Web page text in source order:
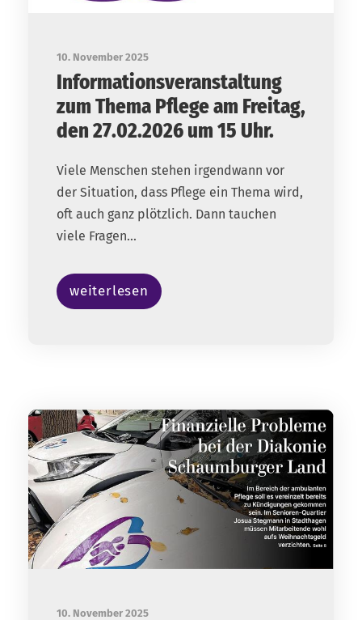
10. November 2025
Informationsveranstaltung
zum Thema Pflege am Freitag,
den 27.02.2026 um 15 Uhr.
Viele Menschen stehen irgendwann vor
der Situation, dass Pflege ein Thema wird,
oft auch ganz plötzlich. Dann tauchen
viele Fragen...
weiterlesen
10. November 2025